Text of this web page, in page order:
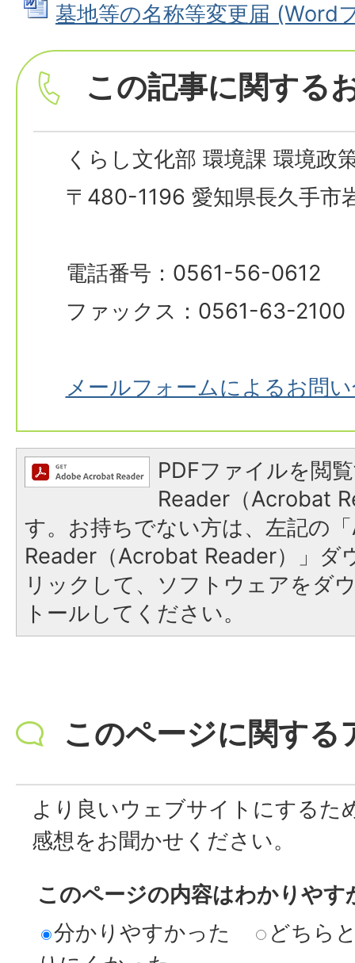
墓地等の名称等変更届 (Word
この記事に関する
くらし文化部 環境課 環境政
〒480-1196 愛知県長久手市
電話番号：0561-56-0612
ファックス：0561-63-2100
メールフォームによるお問
PDFファイルを閲
Reader（Acrobat
す。お持ちでない方は、左記の
Reader（Acrobat Reader）」ダ
リックして、ソフトウェアをダ
トールしてください。
このページに関する
より良いウェブサイトにするた
感想をお聞かせください。
このページの内容はわかりやす
分かりやすかった
どちら